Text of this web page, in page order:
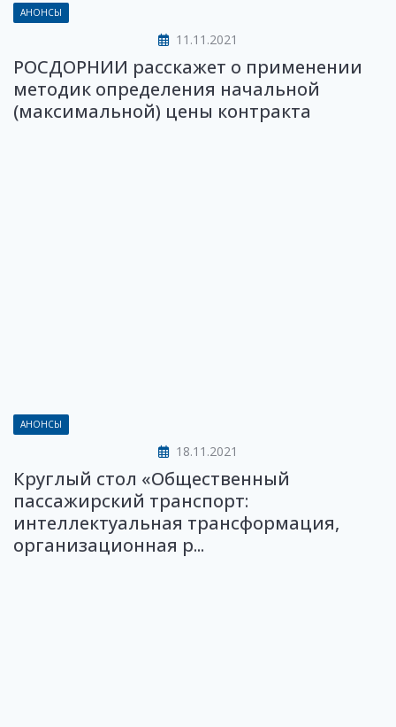
АНОНСЫ
11.11.2021
РОСДОРНИИ расскажет о применении
методик определения начальной
(максимальной) цены контракта
АНОНСЫ
18.11.2021
Круглый стол «Общественный
пассажирский транспорт:
интеллектуальная трансформация,
организационная р...